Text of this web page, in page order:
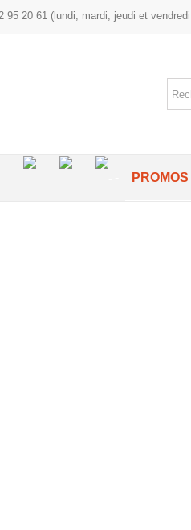
95 20 61 (lundi, mardi, jeudi et
PROMOS